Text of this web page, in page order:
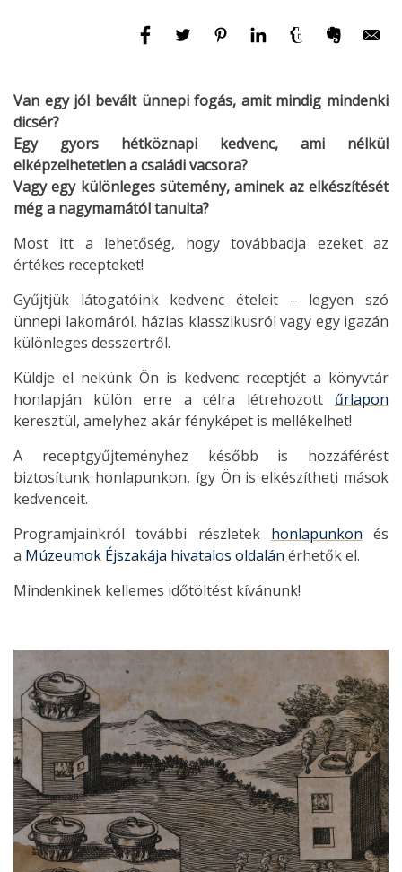
Van egy jól bevált ünnepi fogás, amit mindig mindenki
dicsér?
Egy gyors hétköznapi kedvenc, ami nélkül
elképzelhetetlen a családi vacsora?
Vagy egy különleges sütemény, aminek az elkészítését
még a nagymamától tanulta?
Most itt a lehetőség, hogy továbbadja ezeket az
értékes recepteket!
Gyűjtjük látogatóink kedvenc ételeit – legyen szó
ünnepi lakomáról, házias klasszikusról vagy egy igazán
különleges desszertről.
Küldje el nekünk Ön is kedvenc receptjét a könyvtár
honlapján külön erre a célra létrehozott űrlapon
keresztül, amelyhez akár fényképet is mellékelhet!
A receptgyűjteményhez később is hozzáférést
biztosítunk honlapunkon, így Ön is elkészítheti mások
kedvenceit.
Programjainkról további részletek honlapunkon és
a Múzeumok Éjszakája hivatalos oldalán érhetők el.
Mindenkinek kellemes időtöltést kívánunk!